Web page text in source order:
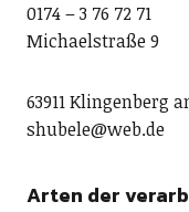
0174 – 3 76 72 71
Michaelstraße 9
63911 Klingenberg
shubele@web.de
Arten der